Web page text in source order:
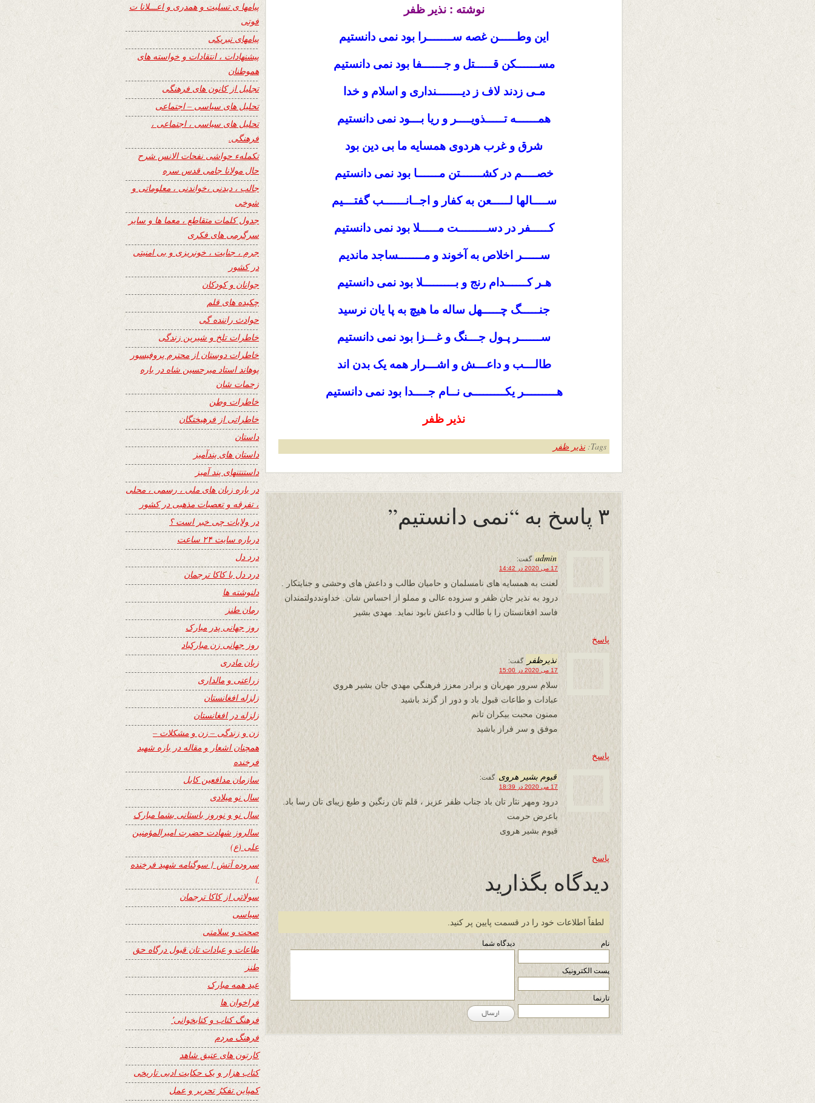
نوشته : نذیر ظفر
این وطـــــن غصه ســـــــرا بود نمی دانستیم
مســــــکن قـــــتل و جــــــفا بود نمی دانستیم
مـی زدند لاف ز دیـــــــنداری و اسلام و خدا
همــــــه تـــــذویــــر و ریا بـــود نمی دانستیم
شرق و غرب هردوی همسایه ما بی دین بود
خصــــم در کشــــــتن مــــــا بود نمی دانستیم
ســــالها لـــــعن به کفار و اجــانــــــب گفتـــیم
کـــــفر در دســــــــت مـــــلا بود نمی دانستیم
ســـــر اخلاص به آخوند و مـــــــساجد ماندیم
هـر کــــــدام رنج و بـــــــــلا بود نمی دانستیم
جنـــــگ چـــــهل ساله ما هیچ به پا یان نرسید
ســــــر پـول جـــنگ و غـــزا بود نمی دانستیم
طالـــب و داعـــش و اشـــرار همه یک بدن اند
هـــــــــر یکـــــــــی نــام جــــدا بود نمی دانستیم
نذیر ظفر
Tags: نذیر ظفر
۳ پاسخ به “نمی دانستیم”
admin گفت:
17 می 2020 در 14:42
لعنت به همسایه های نامسلمان و حامیان طالب و داعش های وحشی و جنایتکار .
درود به نذیر جان ظفر و سروده عالی و مملو از احساس شان. خداونددولتمندان
فاسد افغانستان را با طالب و داعش نابود نماید. مهدی بشیر
پاسخ
نذيرظفر گفت:
17 می 2020 در 15:00
سلام سرور مهربان و برادر معزز فرهنگي مهدي جان بشير هروي
عبادات و طاعات قبول باد و دور از گزند باشيد
ممنون محبت بيكران تانم
موفق و سر فراز باشيد
پاسخ
قیوم بشیر هروی گفت:
17 می 2020 در 18:39
درود ومهر نثار تان باد جناب ظفر عزیز ، قلم تان رنگین و طبع زیبای تان رسا باد.
باعرض حرمت
قیوم بشیر هروی
پاسخ
دیدگاه بگذارید
لطفاً اطلاعات خود را در قسمت پایین پر کنید.
نام
پست الکترونیک
تارنما
دیدگاه شما
پیامها ی تسلیت و همدری و اعـــلانا ت
فوتی
پیامهای تبریکی
پیشنهادات ، انتقادات و خواسته های
هموطنان
تجلیل از کانون های فرهنگی
تحلیل های سیاسی – اجتماعی
تحلیل های سیاسی ، اجتماعی ،
فرهنگی.
تکملهء حواشی نفحات الانس شرح
حال مولانا جامی قدس سره
جالب ، دیدنی ،خواندنی ، معلوماتی و
شوخی
جدول کلمات متقاطع ، معما ها و سایر
سرگرمی های فکری
جرم ، جنایت ، خونریزی و بی امنیتی
در کشور
جوانان و کودکان
چکیده های قلم
حوادث راننده گی
خاطرات تلخ و شیرین زندگی
خاطرات دوستان از محترم پروفیسور
پوهاند استاد میرحسین شاه در باره
زحمات شان
خاطرات وطن
خاطراتی از فرهیختگان
داستان
داستان های پندآمیز
داستنتنهای پند آمیز
در باره زبان های ملی ، رسمی ، محلی
، تفرقه و تعصبات مذهبی در کشور
در ولایات چی خبر است ؟
درباره سایت ۲۴ ساعت
درد دل
درد دل با کاکا ترجمان
دلنوشته ها
رمان طنز
روز جهانی پدر مبارک
روز جهانی زن مبارکباد
زبان مادری
زراعتی و مالداری
زلزله افغانستان
زلزله در افغانستان
زن و زندگی – زن و مشکلات –
همچنان اشعار و مقاله در باره شهید
فرخنده
سازمان مدافعین کابل
سال نو میلادی
سال نو و نوروز باستانی بشما مبارک
سالروز شهادت حضرت امیرالمؤمنین
علی (ع)
سروده آتش { سوگنامه شهید فرخنده
}
سولاتی از کاکا ترجمان
سیاسی
صحت و سلامتی
طاعات و عبادات تان قبول درگاه حق
طنز
عید همه مبارک
فراخوان ها
فرهنگ کتاب و کتابخوانی٬
فرهنگ مردم
کارتون های عتیق شاهد
کتاب هزار و یک حکایت ادبی تاریخی
کمپاین تفکرُ تحریر و عمل